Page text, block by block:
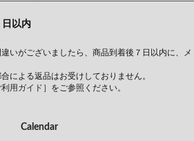
以内
いがございましたら、商品到着後７日以内に、メ
による返品はお受けしておりません。
利用ガイド］ をご参照ください。
Calendar